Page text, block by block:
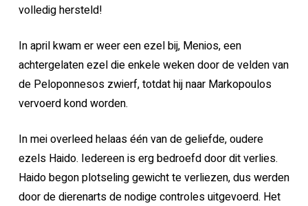
volledig hersteld!
In april kwam er weer een ezel bij, Menios, een
achtergelaten ezel die enkele weken door de velden van
de Peloponnesos zwierf, totdat hij naar Markopoulos
vervoerd kond worden.
In mei overleed helaas één van de geliefde, oudere
ezels Haido. Iedereen is erg bedroefd door dit verlies.
Haido begon plotseling gewicht te verliezen, dus werden
door de dierenarts de nodige controles uitgevoerd. Het